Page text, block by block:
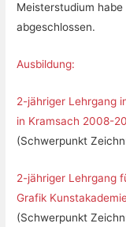
Meisterstudium
abgeschlossen.
Ausbildung:
2-jähriger Lehrgang
in Kramsach 2008-
(Schwerpunkt
2-jähriger Lehrgang
Grafik
(Schwerpunkt